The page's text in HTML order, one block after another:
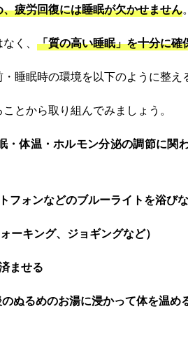
疲労回復には睡眠が欠かせません。
く、 「質の高い睡眠」を十分に確
睡眠時の環境を以下のように整え
とから取り組んでみましょう。
・体温・ホルモン分泌の調節に関
フォンなどのブルーライトを浴び
ーキング、ジョギングなど）
ませる
ぬるめのお湯に浸かって体を温め